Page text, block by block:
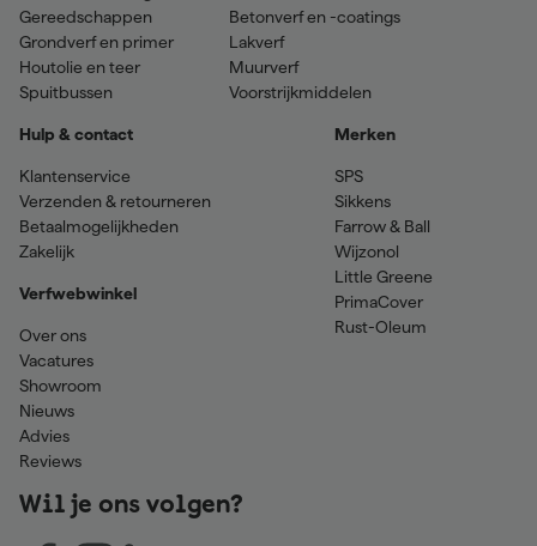
Gereedschappen
Grondverf en primer
Houtolie en teer
Spuitbussen
Betonverf en -coatings
Lakverf
Muurverf
Voorstrijkmiddelen
Hulp & contact
Klantenservice
Verzenden & retourneren
Betaalmogelijkheden
Zakelijk
Verfwebwinkel
Over ons
Vacatures
Showroom
Nieuws
Advies
Reviews
Merken
SPS
Sikkens
Farrow & Ball
Wijzonol
Little Greene
PrimaCover
Rust-Oleum
Wil je ons volgen?